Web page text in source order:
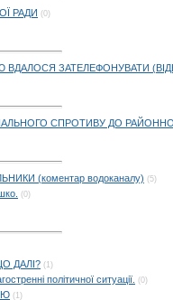
РАДИ (0)
ЗАТЕЛЕФОНУВАТИ
СПРОТИВУ ДО
(коментар водоканалу) (5)
(0)
ДАЛІ? (1)
політичної ситуації. (0)
(1)